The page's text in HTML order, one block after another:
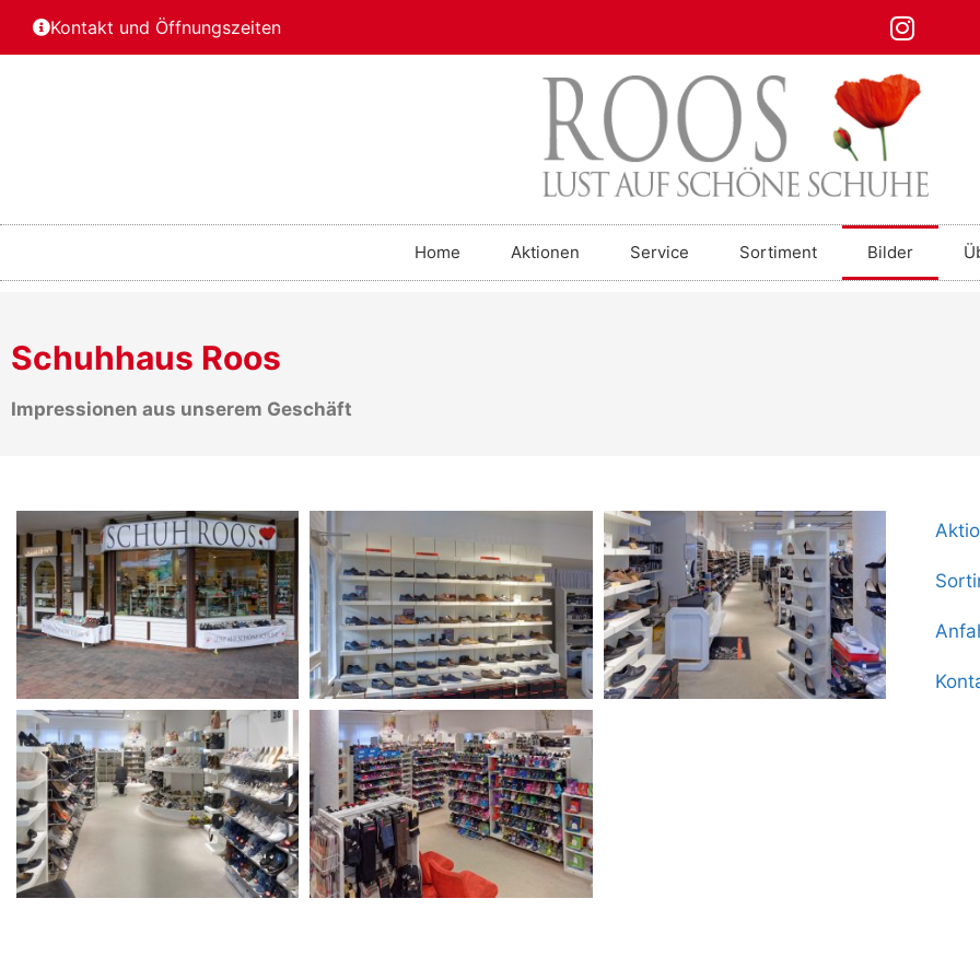
Kontakt und Öffnungszeiten
Home Aktionen Service Sortiment Bilder
Schuhhaus Roos
Impressionen aus unserem Geschäft